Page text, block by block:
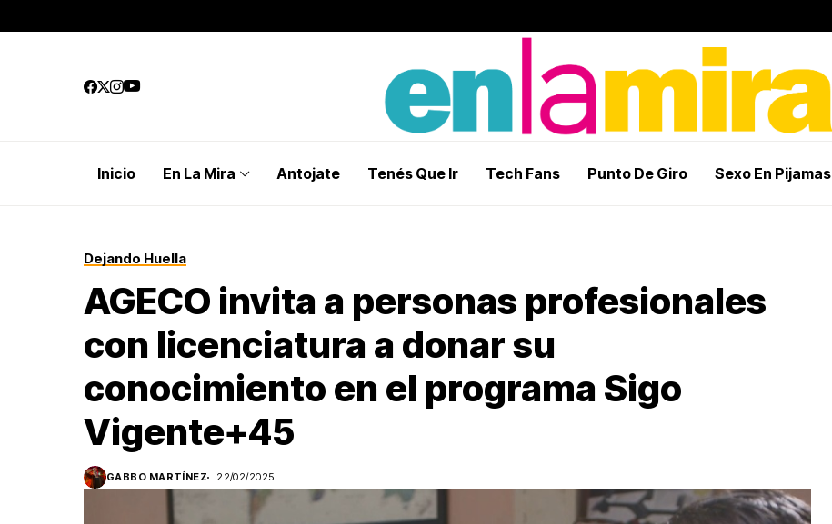
Inicio En La Mira Antojate Tenés Que Ir Tech Fans Punto De Giro Sexo En Pijamas
Dejando Huella
AGECO invita a personas profesionales
con licenciatura a donar su
conocimiento en el programa Sigo
Vigente+45
GABBO MARTÍNEZ 22/02/2025